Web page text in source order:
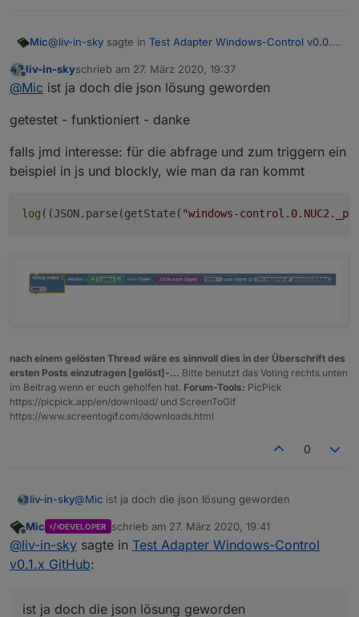
Mic@liv-in-sky sagte in Test Adapter Windows-Control v0.0.x
noch eine frage - man kann auch z.b.
und überprüfen, ob dieses programm läuft
Neue Adapter-Version 0.1.0
_processGetStatusResultpro Windows-Gerät.
Um im JavaScript-Adapter den Status eines Prozesses
abzufragen, kann man das Script hier nehmen:
Offline
liv-in-skyschrieb am 27. März 2020, 19:37
zuletzt editiert von
@Mic ist ja doch die json lösung geworden
getestet - funktioniert - danke
falls jmd interesse: für die abfrage und zum triggern ein
beispiel in js und blockly, wie man da ran kommt
log ((JSON.parse(getState( "windows-
nach einem gelösten Thread wäre es sinnvoll dies in der Überschrift des
ersten Posts einzutragen [gelöst]-... Bitte benutzt das Voting rechts unten
im Beitrag wenn er euch geholfen hat. Forum-Tools: PicPick
https://picpick.app/en/download/ und ScreenToGif
https://www.screentogif.com/downloads.html
0
liv-in-sky@Mic ist ja doch die json lösung geworden
getestet - funktioniert - danke
falls jmd interesse: für die abfrage und zum triggern
Offline
Mic DEVELOPER schrieb am 27. März 2020, 19:41
zuletzt editiert von
@liv-in-sky sagte in Test Adapter Windows-Control
v0.1.x GitHub:
ist ja doch die json lösung geworden